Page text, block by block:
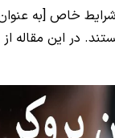
در این مقاله از